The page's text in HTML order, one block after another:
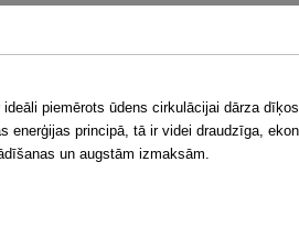
piemērots ūdens cirkulācijai dārza
principā, tā ir videi draudzīga,
un augstām izmaksām.